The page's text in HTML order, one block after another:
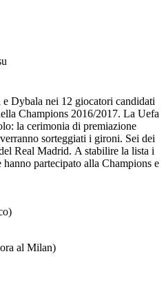
Dybala nei 12 giocatori candidati
Champions 2016/2017. La Uefa
la cerimonia di premiazione
sorteggiati i gironi. Sei dei
Real Madrid. A stabilire la lista i
partecipato alla Champions e
al Milan)